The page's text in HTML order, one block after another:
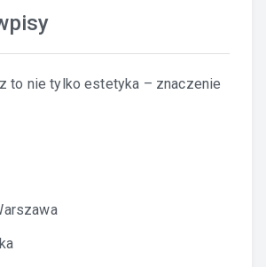
to nie tylko estetyka – znaczenie